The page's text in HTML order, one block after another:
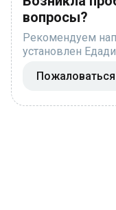
вопросы?
Рекомендуем
установлен
Пожаловаться